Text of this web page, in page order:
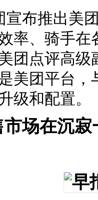
布推出美
率、骑手
团点评高
美团平台
级和配置。
场在沉